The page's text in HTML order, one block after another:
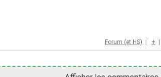
Forum (et HS) +